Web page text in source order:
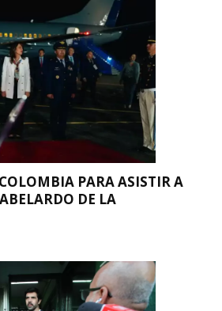
PARA ASISTIR A
DE LA